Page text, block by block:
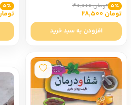
5٪ تومان 30,000
تومان 28,500
افزودن به سبد خرید
5٪
تومان